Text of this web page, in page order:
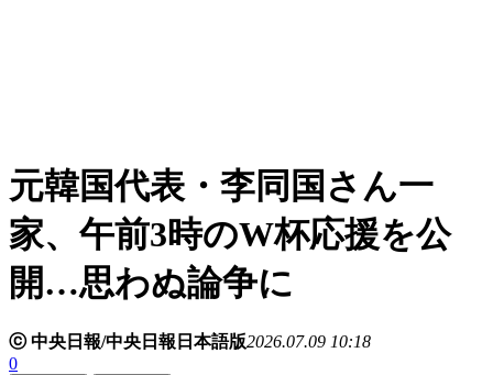
元韓国代表・李同国さん一
家、午前3時のW杯応援を公
開…思わぬ論争に
ⓒ 中央日報/中央日報日本語版2026.07.09 10:18
0